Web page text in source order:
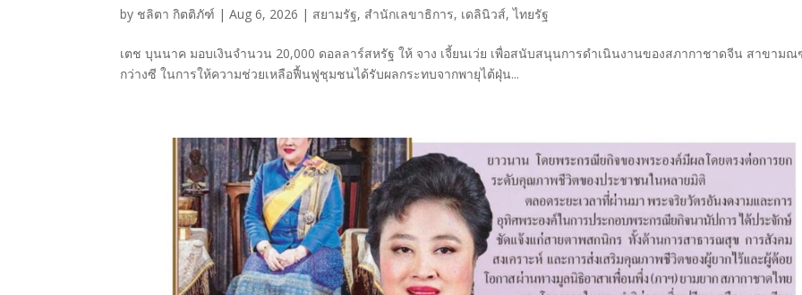
by ชลิตา กิตติภัฑ์ |Aug 6, 2026 | สยามรัฐ, สำนักเลขาธิการ, เดลินิวส์,ไทยรัฐ
เตช บุนนาค มอบเงินจำนวน 20,000 ดอลลาร์สหรัฐ ให้ จาง เจี้ยนเว่ย เพื่อสนับสนุนการดำเนินงานของสภากาชาดจีน สาขาม
กว่างซี ในการให้ความช่วยเหลือฟื้นฟูชุมชนได้รับผลกระทบจากพายุไต้ฝุ่น...